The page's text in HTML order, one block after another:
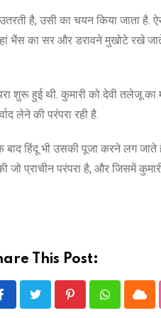
है, उसी का चयन किया जाता है.
भैंस का सर और डरावने मुखोटे रखे
शुरू हुई थी. कुमारी को देवी तलेजू
लेने की परंपरा रही है.
हिंदू भी उसकी पूजा करने लग जाते
जो प्राचीन परंपरा है, और जिसमें
This Post:
PinterestWhatsappCloud